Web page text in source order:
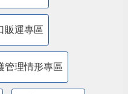
販運專區
管理情形專區